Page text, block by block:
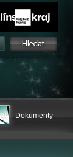
Dokumenty